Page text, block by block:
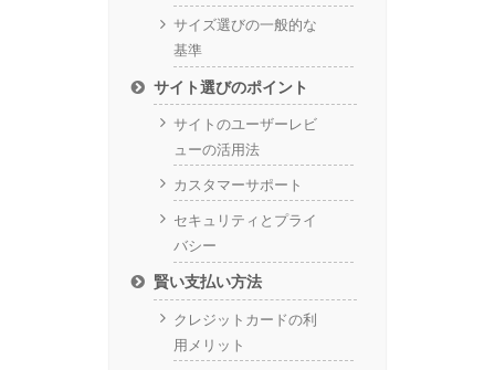
サイズ選びの一般的な
基準
サイト選びのポイント
サイトのユーザーレビ
ューの活用法
カスタマーサポート
セキュリティとプライ
バシー
賢い支払い方法
クレジットカードの利
用メリット